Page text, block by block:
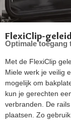
FlexiClip-
Optimale toegang
Met de FlexiClip
Miele werk je veilig
mogelijk om
kun je gerechten
verbranden. De
plaatsen. Zo